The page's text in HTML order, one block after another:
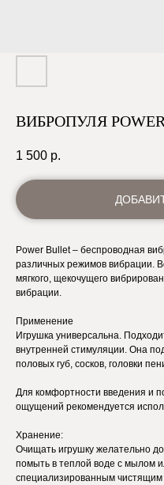
ВИБРОПУЛЯ
1 500 р.
Power Bullet – беспроводная
различных режимов вибрации.
мягкого, щекочущего
вибрации.
Применение
Игрушка универсальна.
внутренней стимуляции. Она
половых губ, сосков, головки
Для комфортности введения и
ощущений рекомендуется
Хранение:
Очищать игрушку желательно
помыть в теплой воде с мылом
специализированным